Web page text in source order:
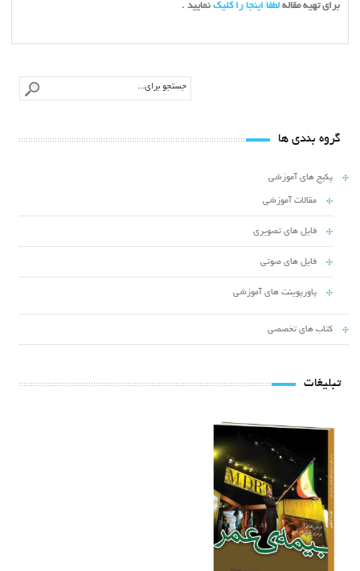
برای تهیه مقالهلطفا اینجا را کلیک نمایید .
گروه بندی ها
پکیج های آموزشی
مقالات آموزشی
فایل های تصویری
فایل های صوتی
پاورپوینت های آموزشی
کتاب های تخصصی
تبلیغات